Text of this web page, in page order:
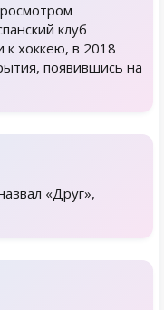
клуб
хоккею, в 2018
появившись на
«Друг»,